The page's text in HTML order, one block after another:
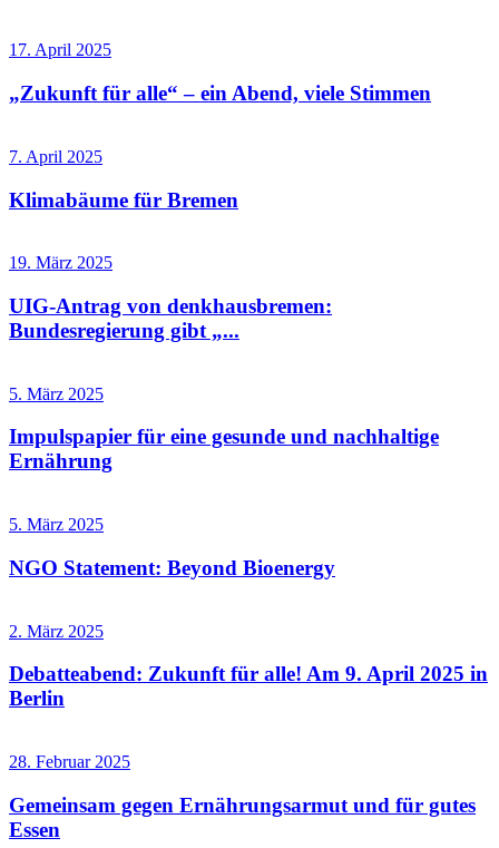
17. April 2025
„Zukunft für alle“ – ein Abend, viele Stimmen
7. April 2025
Klimabäume für Bremen
19. März 2025
UIG-Antrag von denkhausbremen:
Bundesregierung gibt „...
5. März 2025
Impulspapier für eine gesunde und nachhaltige
Ernährung
5. März 2025
NGO Statement: Beyond Bioenergy
2. März 2025
Debatteabend: Zukunft für alle! Am 9. April 2025 in
Berlin
28. Februar 2025
Gemeinsam gegen Ernährungsarmut und für gutes
Essen